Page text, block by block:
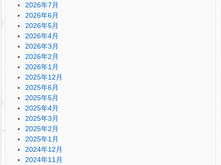
2026年7月
2026年6月
2026年5月
2026年4月
2026年3月
2026年2月
2026年1月
2025年12月
2025年6月
2025年5月
2025年4月
2025年3月
2025年2月
2025年1月
2024年12月
2024年11月